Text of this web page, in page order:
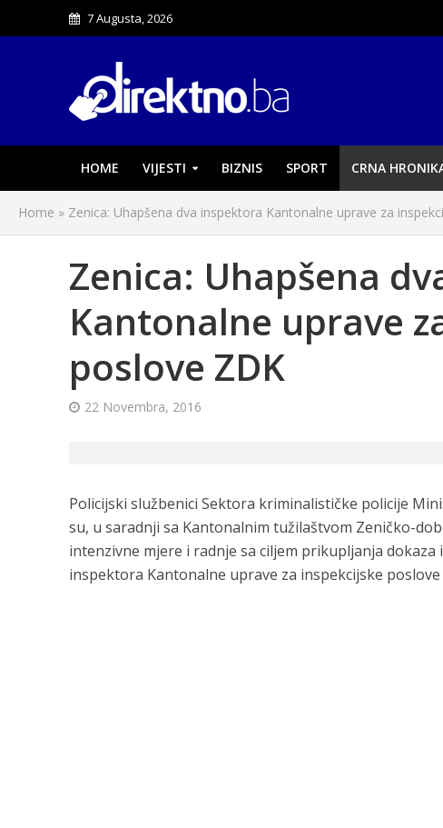
7 Augusta, 2026
HOME VIJESTI BIZNIS SPORT CRNA
Home » Zenica: Uhapšena dva inspektora Kantonalne uprave za
Zenica: Uhapšena
Kantonalne uprave
poslove ZDK
22 Novembra, 2016
Policijski službenici Sektora kriminalističke policije
su, u saradnji sa Kantonalnim tužilaštvom Zeničko-
intenzivne mjere i radnje sa ciljem prikupljanja
inspektora Kantonalne uprave za inspekcijske